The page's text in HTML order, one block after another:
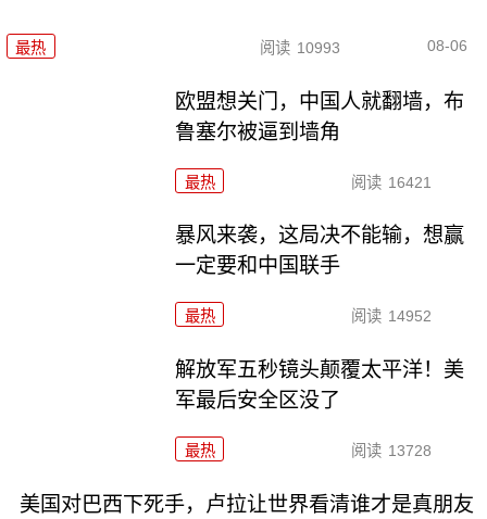
最热 阅读 10993 08-06
欧盟想关门，中国人就翻墙，布
鲁塞尔被逼到墙角
最热 阅读 16421
暴风来袭，这局决不能输，想赢
一定要和中国联手
最热 阅读 14952
解放军五秒镜头颠覆太平洋！美
军最后安全区没了
最热 阅读 13728
美国对巴西下死手，卢拉让世界看清谁才是真朋友